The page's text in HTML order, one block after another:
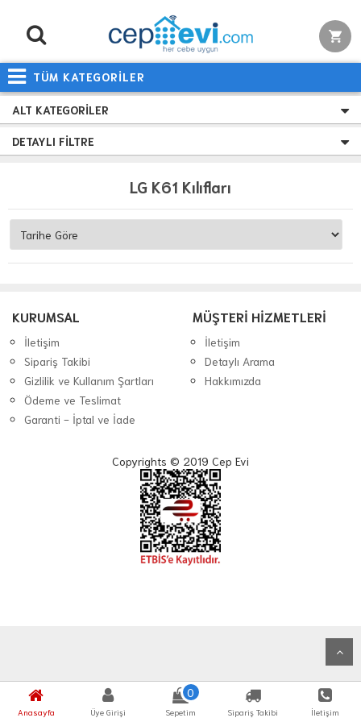
TÜM KATEGORİLER
Anasayfa Üye Girişi
0
Sepetim Sipariş Takibi İletişim
ALT KATEGORILER
DETAYLI FILTRE
LG K61 Kılıfları
KURUMSAL
İletişim
Sipariş Takibi
Gizlilik ve Kullanım Şartları
Ödeme ve Teslimat
Garanti - İptal ve İade
MÜŞTERİ HİZMETLERİ
İletişim
Detaylı Arama
Hakkımızda
Copyrights © 2019 Cep Evi